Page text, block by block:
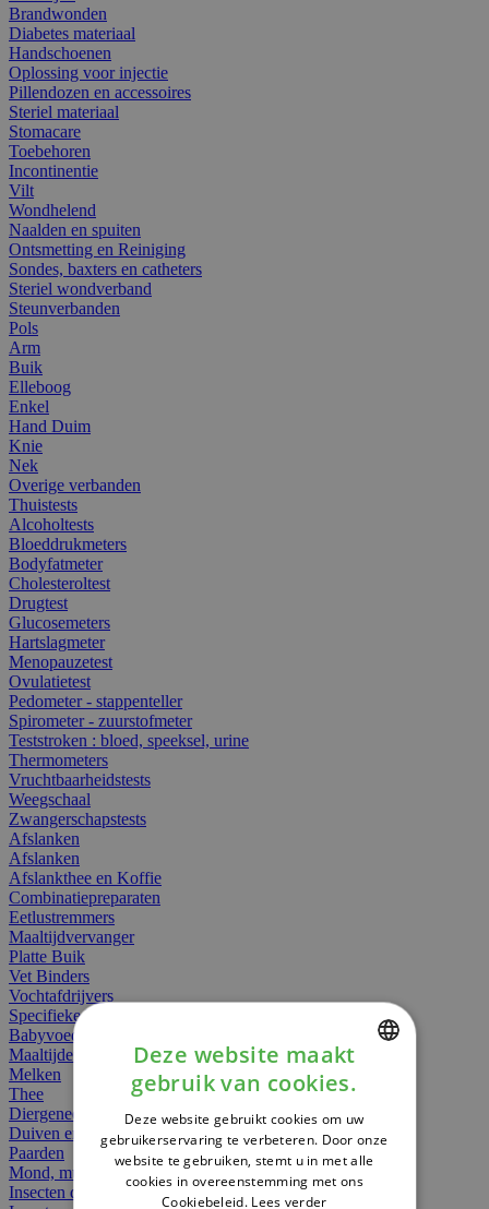
Brandwonden
Diabetes materiaal
Handschoenen
Oplossing voor injectie
Pillendozen en accessoires
Steriel materiaal
Stomacare
Toebehoren
Incontinentie
Vilt
Wondhelend
Naalden en spuiten
Ontsmetting en Reiniging
Sondes, baxters en catheters
Steriel wondverband
Steunverbanden
Pols
Arm
Buik
Elleboog
Enkel
Hand Duim
Knie
Nek
Overige verbanden
Thuistests
Alcoholtests
Bloeddrukmeters
Bodyfatmeter
Cholesteroltest
Drugtest
Glucosemeters
Hartslagmeter
Menopauzetest
Ovulatietest
Pedometer - stappenteller
Spirometer - zuurstofmeter
Teststroken : bloed, speeksel, urine
Thermometers
Vruchtbaarheidstests
Weegschaal
Zwangerschapstests
Afslanken
Afslanken
Afslankthee en Koffie
Combinatiepreparaten
Eetlustremmers
Maaltijdvervanger
Platte Buik
Vet Binders
Vochtafdrijvers
Specifieke Voeding
Babyvoeding
Maaltijden
Melken
Thee
Diergeneesmiddelen
Duiven en vogels
Paarden
Mond, muil of snavel
Insecten dieren
DUTCH
FRENCH
ENGLISH
Deze website maakt
gebruik van cookies.
Deze website gebruikt cookies om uw
gebruikerservaring te verbeteren. Door onze
website te gebruiken, stemt u in met alle
cookies in overeenstemming met ons
Cookiebeleid. Lees verder